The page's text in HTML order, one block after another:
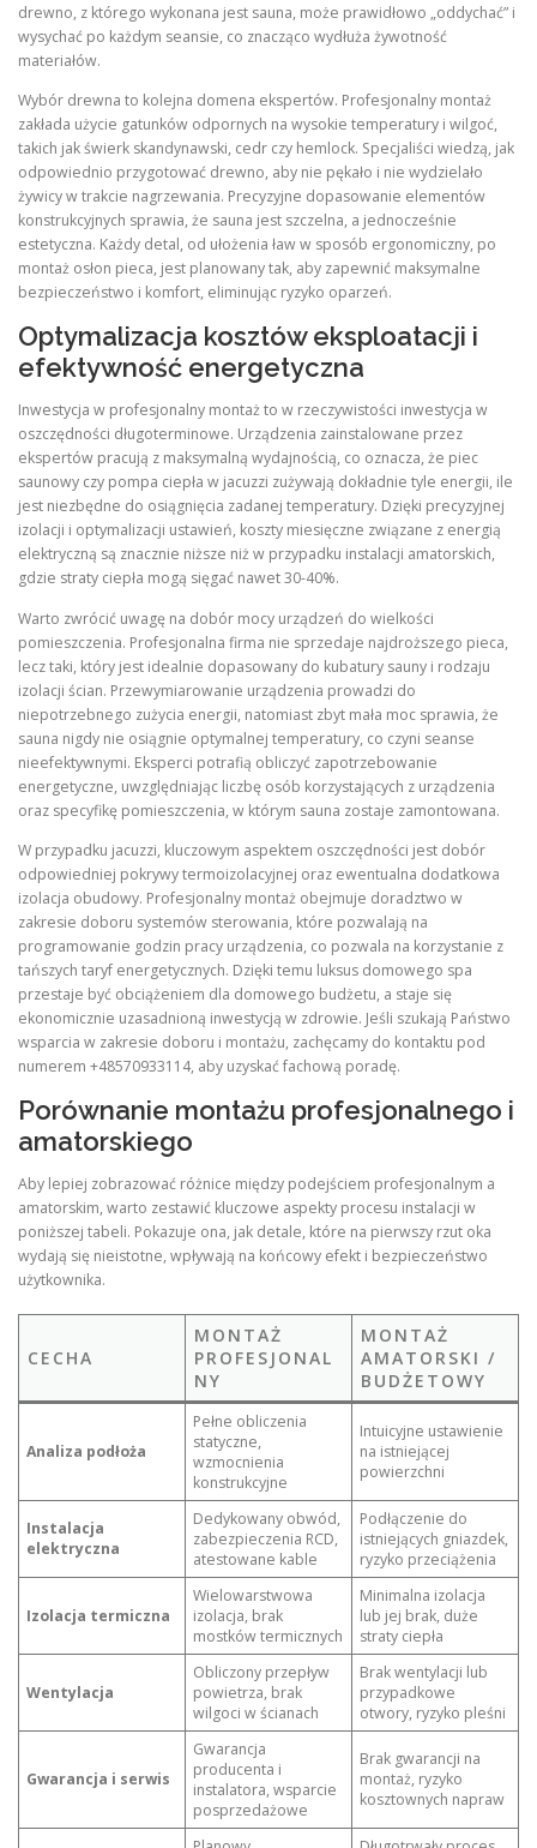
drewno, z którego wykonana jest sauna, może prawidłowo „oddychać” i
wysychać po każdym seansie, co znacząco wydłuża żywotność
materiałów.
Wybór drewna to kolejna domena ekspertów. Profesjonalny montaż
zakłada użycie gatunków odpornych na wysokie temperatury i wilgoć,
takich jak świerk skandynawski, cedr czy hemlock. Specjaliści wiedzą, jak
odpowiednio przygotować drewno, aby nie pękało i nie wydzielało
żywicy w trakcie nagrzewania. Precyzyjne dopasowanie elementów
konstrukcyjnych sprawia, że sauna jest szczelna, a jednocześnie
estetyczna. Każdy detal, od ułożenia ław w sposób ergonomiczny, po
montaż osłon pieca, jest planowany tak, aby zapewnić maksymalne
bezpieczeństwo i komfort, eliminując ryzyko oparzeń.
Optymalizacja kosztów eksploatacji i
efektywność energetyczna
Inwestycja w profesjonalny montaż to w rzeczywistości inwestycja w
oszczędności długoterminowe. Urządzenia zainstalowane przez
ekspertów pracują z maksymalną wydajnością, co oznacza, że piec
saunowy czy pompa ciepła w jacuzzi zużywają dokładnie tyle energii, ile
jest niezbędne do osiągnięcia zadanej temperatury. Dzięki precyzyjnej
izolacji i optymalizacji ustawień, koszty miesięczne związane z energią
elektryczną są znacznie niższe niż w przypadku instalacji amatorskich,
gdzie straty ciepła mogą sięgać nawet 30-40%.
Warto zwrócić uwagę na dobór mocy urządzeń do wielkości
pomieszczenia. Profesjonalna firma nie sprzedaje najdroższego pieca,
lecz taki, który jest idealnie dopasowany do kubatury sauny i rodzaju
izolacji ścian. Przewymiarowanie urządzenia prowadzi do
niepotrzebnego zużycia energii, natomiast zbyt mała moc sprawia, że
sauna nigdy nie osiągnie optymalnej temperatury, co czyni seanse
nieefektywnymi. Eksperci potrafią obliczyć zapotrzebowanie
energetyczne, uwzględniając liczbę osób korzystających z urządzenia
oraz specyfikę pomieszczenia, w którym sauna zostaje zamontowana.
W przypadku jacuzzi, kluczowym aspektem oszczędności jest dobór
odpowiedniej pokrywy termoizolacyjnej oraz ewentualna dodatkowa
izolacja obudowy. Profesjonalny montaż obejmuje doradztwo w
zakresie doboru systemów sterowania, które pozwalają na
programowanie godzin pracy urządzenia, co pozwala na korzystanie z
tańszych taryf energetycznych. Dzięki temu luksus domowego spa
przestaje być obciążeniem dla domowego budżetu, a staje się
ekonomicznie uzasadnioną inwestycją w zdrowie. Jeśli szukają Państwo
wsparcia w zakresie doboru i montażu, zachęcamy do kontaktu pod
numerem +48570933114, aby uzyskać fachową poradę.
Porównanie montażu profesjonalnego i
amatorskiego
Aby lepiej zobrazować różnice między podejściem profesjonalnym a
amatorskim, warto zestawić kluczowe aspekty procesu instalacji w
poniższej tabeli. Pokazuje ona, jak detale, które na pierwszy rzut oka
wydają się nieistotne, wpływają na końcowy efekt i bezpieczeństwo
użytkownika.
CECHA
MONTAŻ
PROFESJONAL
NY
MONTAŻ
AMATORSKI /
BUDŻETOWY
Analiza podłoża
Pełne obliczenia
statyczne,
wzmocnienia
konstrukcyjne
Intuicyjne ustawienie
na istniejącej
powierzchni
Instalacja
elektryczna
Dedykowany obwód,
zabezpieczenia RCD,
atestowane kable
Podłączenie do
istniejących gniazdek,
ryzyko przeciążenia
Izolacja termiczna
Wielowarstwowa
izolacja, brak
mostków termicznych
Minimalna izolacja
lub jej brak, duże
straty ciepła
Wentylacja
Obliczony przepływ
powietrza, brak
wilgoci w ścianach
Brak wentylacji lub
przypadkowe
otwory, ryzyko pleśni
Gwarancja i serwis
Gwarancja
producenta i
instalatora, wsparcie
posprzedażowe
Brak gwarancji na
montaż, ryzyko
kosztownych napraw